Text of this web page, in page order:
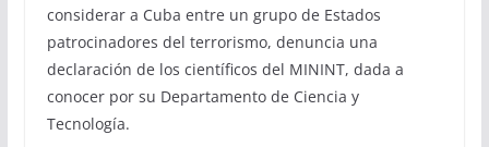
considerar a Cuba entre un grupo de Estados
patrocinadores del terrorismo, denuncia una
declaración de los científicos del MININT, dada a
conocer por su Departamento de Ciencia y
Tecnología.